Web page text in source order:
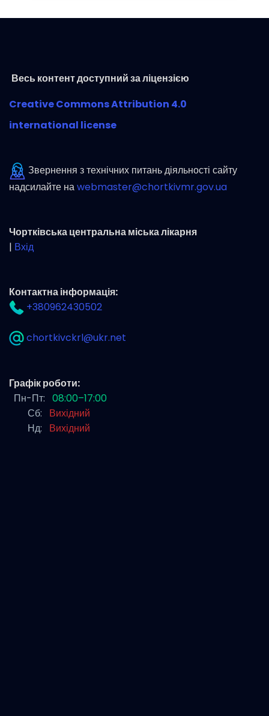
Весь контент доступний за ліцензією
Creative Commons Attribution 4.0
international license
Звернення з технічних питань діяльності сайту
надсилайте наwebmaster@chortkivmr.gov.ua
Чортківська центральна міська лікарня
| Вхід
Контактна інформація:
+380962430502
chortkivckrl@ukr.net
Графік роботи:
Пн-Пт: 08:00–17:00
Сб:
Вихідний
Нд:
Вихідний